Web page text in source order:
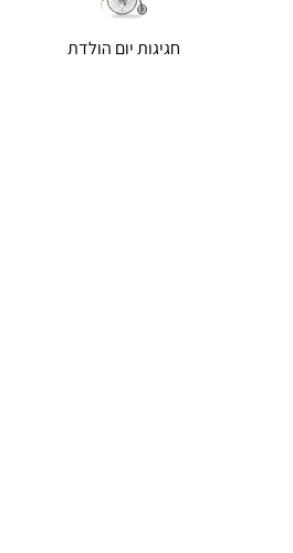
חגיגות יום הולדת